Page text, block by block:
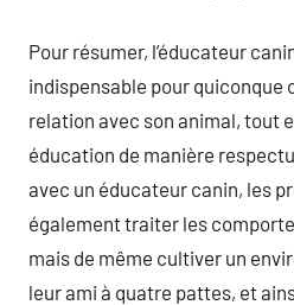
Pour résumer, l’éducateur
indispensable pour quiconque
relation avec son animal, tout
éducation de manière
avec un éducateur canin, les
également traiter les
mais de même cultiver un
leur ami à quatre pattes, et